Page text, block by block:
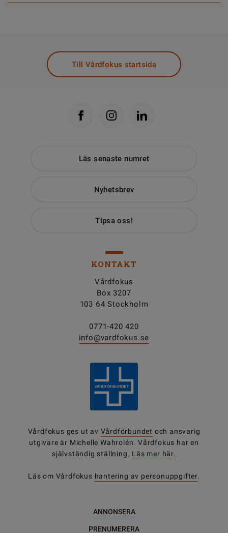
Till Vårdfokus startsida
Läs senaste numret
Nyhetsbrev
Tipsa oss!
KONTAKT
Vårdfokus
Box 3207
103 64 Stockholm
0771-420 420
info@vardfokus.se
Vårdfokus ges ut av Vårdförbundet och ansvarig
utgivare är Michelle Wahrolén. Vårdfokus har en
självständig ställning. Läs mer här.
Läs om Vårdfokus hantering av personuppgifter.
ANNONSERA
PRENUMERERA